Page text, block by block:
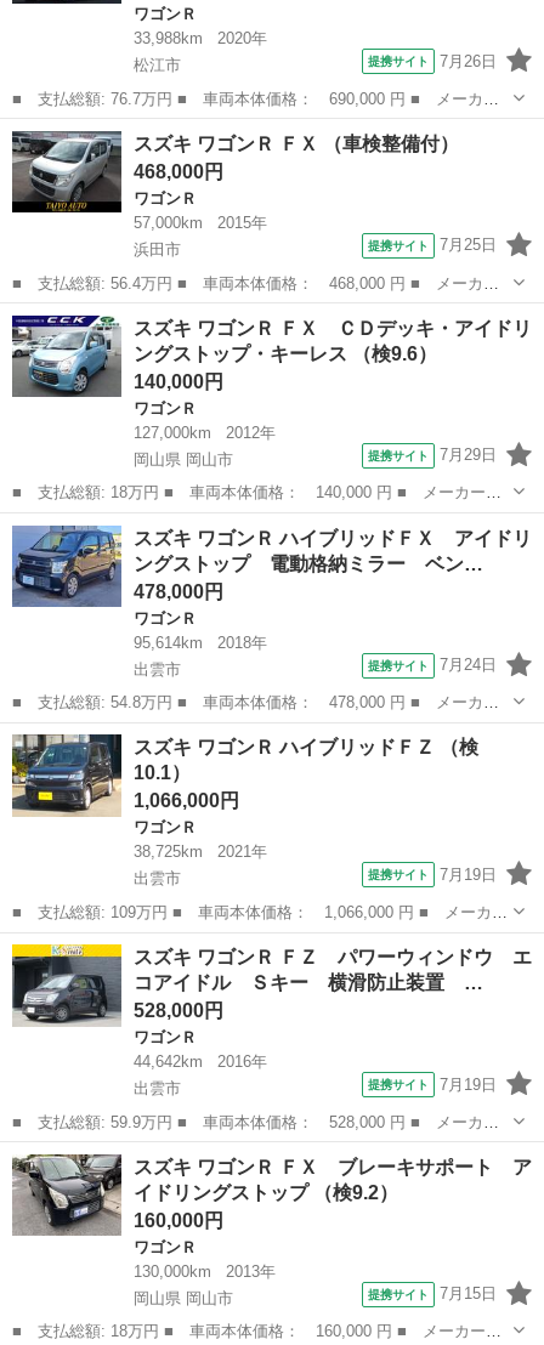
ワゴンＲ
33,988km
2020年
松江市
提携サイト 7月26日
■ 支払総額: 76.7万円 ■ 車両本体価格： 690,000 円 ■ メーカー
名： スズキ ■ 車種名： ワゴンＲ ■ グレード名： ＦＡ ５速
ＭＴ ＥＴＣ キーレスエントリー オートライト ５速ＭＴ ＥＴ
Ｃ キーレス...
島根 松江市 ワゴンＲ
スズキ ワゴンＲ ＦＸ （車検整備付）
468,000円
ワゴンＲ
57,000km
2015年
浜田市
提携サイト 7月25日
■ 支払総額: 56.4万円 ■ 車両本体価格： 468,000 円 ■ メーカー
名： スズキ ■ 車種名： ワゴンＲ ■ グレード名： ＦＸ ■ 排
気量： 660cc ■ ドア枚数： 5D ■ ミッション： インパネAT...
島根 浜田市 ワゴンＲ
スズキ ワゴンＲ ＦＸ ＣＤデッキ・アイドリ
ングストップ・キーレス （検9.6）
140,000円
ワゴンＲ
127,000km
2012年
岡山県 岡山市
提携サイト 7月29日
■ 支払総額: 18万円 ■ 車両本体価格： 140,000 円 ■ メーカー
名： スズキ ■ 車種名： ワゴンＲ ■ グレード名： ＦＸ ＣＤ
デッキ・アイドリングストップ・キーレス ■ 排気量： 660cc ■ ド
ア枚数...
岡山 岡山市 ワゴンＲ
スズキ ワゴンＲ ハイブリッドＦＸ アイドリ
ングストップ 電動格納ミラー ベン…
478,000円
ワゴンＲ
95,614km
2018年
出雲市
提携サイト 7月24日
■ 支払総額: 54.8万円 ■ 車両本体価格： 478,000 円 ■ メーカー
名： スズキ ■ 車種名： ワゴンＲ ■ グレード名： ハイブリッ
ドＦＸ アイドリングストップ 電動格納ミラー ベンチシート Ｃ
ＶＴ 盗難防...
島根 出雲市 ワゴンＲ
スズキ ワゴンＲ ハイブリッドＦＺ （検
10.1）
1,066,000円
ワゴンＲ
38,725km
2021年
出雲市
提携サイト 7月19日
■ 支払総額: 109万円 ■ 車両本体価格： 1,066,000 円 ■ メーカー
名： スズキ ■ 車種名： ワゴンＲ ■ グレード名： ハイブリッ
ドＦＺ ■ 排気量： 660cc ■ ドア枚数： 5D ■ ミッション：...
島根 出雲市 ワゴンＲ
スズキ ワゴンＲ ＦＺ パワーウィンドウ エ
コアイドル Ｓキー 横滑防止装置 …
528,000円
ワゴンＲ
44,642km
2016年
出雲市
提携サイト 7月19日
■ 支払総額: 59.9万円 ■ 車両本体価格： 528,000 円 ■ メーカー
名： スズキ ■ 車種名： ワゴンＲ ■ グレード名： ＦＺ パワ
ーウィンドウ エコアイドル Ｓキー 横滑防止装置 運転席側シー
トヒーター ...
島根 出雲市 ワゴンＲ
スズキ ワゴンＲ ＦＸ ブレーキサポート ア
イドリングストップ （検9.2）
160,000円
ワゴンＲ
130,000km
2013年
岡山県 岡山市
提携サイト 7月15日
■ 支払総額: 18万円 ■ 車両本体価格： 160,000 円 ■ メーカー